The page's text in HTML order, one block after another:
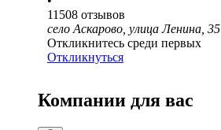
11508 отзывов
село Аскарово, улица Ленина, 35
Откликнитесь среди первых
Откликнуться
Компании для вас